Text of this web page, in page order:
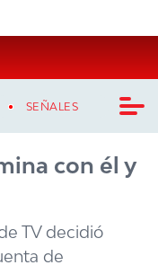
SEÑALES
con él y
TV decidió
de